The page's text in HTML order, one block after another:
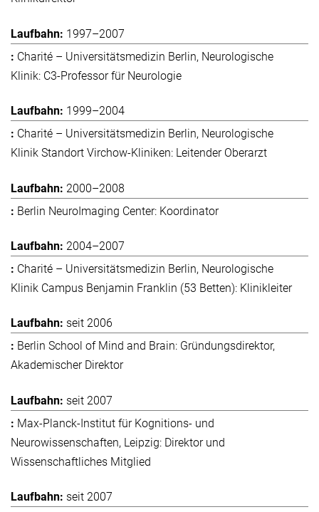
1997–2007
Charité – Universitätsmedizin Berlin, Neurologische
Klinik: C3-Professor für Neurologie
1999–2004
Charité – Universitätsmedizin Berlin, Neurologische
Klinik Standort Virchow-Kliniken: Leitender Oberarzt
2000–2008
Berlin NeuroImaging Center: Koordinator
2004–2007
Charité – Universitätsmedizin Berlin, Neurologische
Klinik Campus Benjamin Franklin (53 Betten): Klinikleiter
seit 2006
Berlin School of Mind and Brain: Gründungsdirektor,
Akademischer Direktor
seit 2007
Max-Planck-Institut für Kognitions- und
Neurowissenschaften, Leipzig: Direktor und
Wissenschaftliches Mitglied
seit 2007